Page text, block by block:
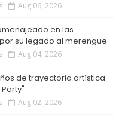
Aug 06, 2026
en las
su legado al merengue
Aug 04, 2026
de trayectoria artística
Aug 02, 2026